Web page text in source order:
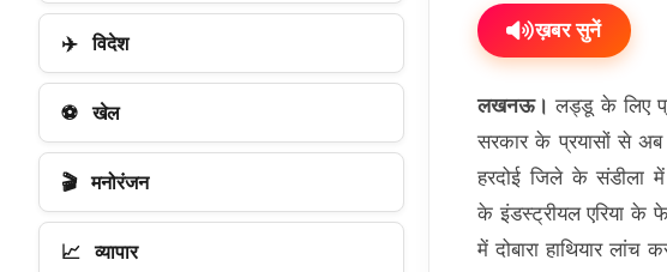
ख़बर सुनें
लखनऊ। लड्डू के लिए
सरकार के प्रयासों से अब
हरदोई जिले के संडीला
के इंडस्ट्रीयल एरिया के
में दोबारा हाथियार लांच
✈️ विदेश
⚽ खेल
🎬 मनोरंजन
📈 व्यापार